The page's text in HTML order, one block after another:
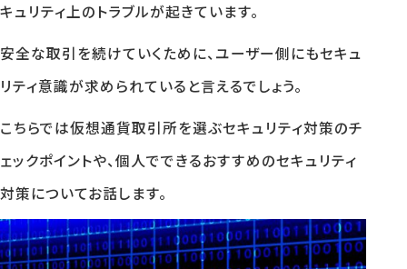
キュリティ上のトラブルが起きています。
安全な取引を続けていくために、ユーザー側にもセキュ
リティ意識が求められていると言えるでしょう。
こちらでは仮想通貨取引所を選ぶセキュリティ対策のチ
ェックポイントや、個人でできるおすすめのセキュリティ
対策についてお話します。